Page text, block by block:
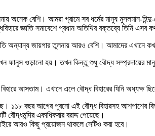
অনেক বেশি। আমরা গ্রামে সব ধর্মের মানুষ মুসলমান-
জ্ঞাতি সমাবেশে প্রধান অতিথির বক্তব্যে তিনি এসব
অন্যান্য জায়গার তুলনায় আরও বেশি। আমাদের এখানে
তখন ফানুস ওড়ানো হয়। তখন কিন্তু শুধু বৌদ্ধ
আসতাম। এখানে এলে বৌদ্ধ বিহারের যিনি অধ্যক্ষ
১১৮ বছর আগের পুরনো এই বৌদ্ধ বিহারসহ
বৌদ্ধমন্দির একাধিকবার বরাদ্দ পেয়েছে।
আরও কিছু প্রয়োজন থাকলে সেটিও করা হবে।